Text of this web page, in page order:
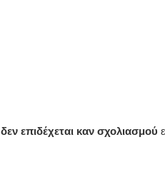
δεν επιδέχεται καν σχολιασμού